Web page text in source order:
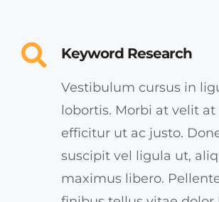
Keyword Research
Vestibulum cursus in
lobortis. Morbi at velit
efficitur ut ac justo.
suscipit vel ligula ut,
maximus libero.